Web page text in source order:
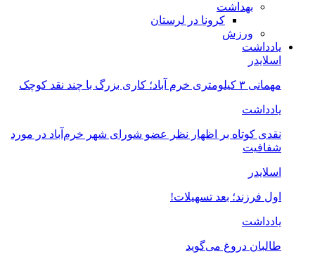
بهداشت
کرونا در لرستان
ورزش
یادداشت
اسلایدر
مهمانی ۳ کیلومتری خرم آباد؛ کاری بزرگ با چند نقد کوچک
یادداشت
نقدی کوتاه بر اظهار نظر عضو شورای شهر خرم‌آباد در مورد
شفافیت
اسلایدر
اول فرزند؛ بعد تسهیلات!
یادداشت
طالبان دروغ می‌گوید